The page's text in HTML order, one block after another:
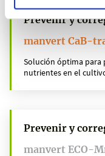
Prevenir y
manvert CaB-
Solución óptima para
nutrientes en el
Prevenir y
manvert ECO-